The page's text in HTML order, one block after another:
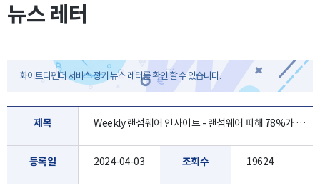
뉴스 레터
화이트디펜더 서비스 정기 뉴스 레터를 확인 할 수 있습니다.
제목 Weekly 랜섬웨어 인사이트 - 랜섬웨어 피해 78%가 중소기업…KISA, 예방 지원 확대 [4월 1주]
등록일 2024-04-03 조회수 19624